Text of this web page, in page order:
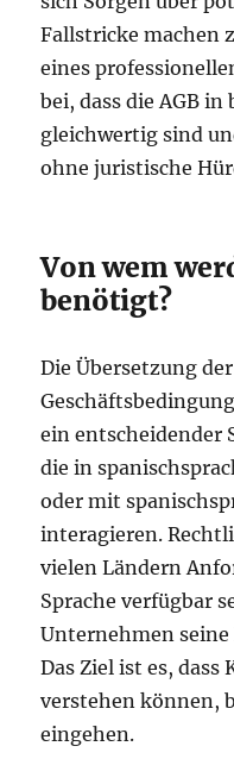
Fallstricke machen
eines
bei, dass die AGB in
gleichwertig sind
ohne juristische
Von wem
benötigt?
Die Übersetzung
ein entscheidender
die in
oder mit
interagieren.
vielen Ländern
Sprache verfügbar
Unternehmen
Das Ziel ist es, dass
verstehen können,
eingehen.